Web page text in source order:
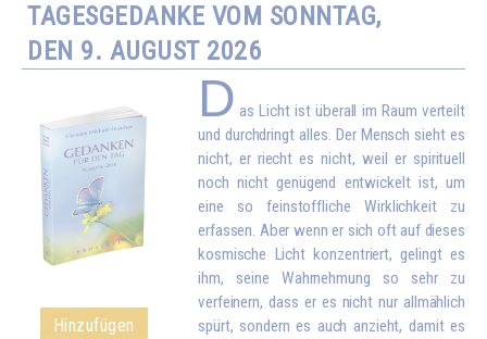
TAGESGEDANKE VOM SONNTAG,
DEN 9. AUGUST 2026
Hinzufügen
D as Licht ist überall im Raum verteilt
und durchdringt alles. Der Mensch sieht es
nicht, er riecht es nicht, weil er spirituell
noch nicht genügend entwickelt ist, um
eine so feinstoffliche Wirklichkeit zu
erfassen. Aber wenn er sich oft auf dieses
kosmische Licht konzentriert, gelingt es
ihm, seine Wahrnehmung so sehr zu
verfeinern, dass er es nicht nur allmählich
spürt, sondern es auch anzieht, damit es